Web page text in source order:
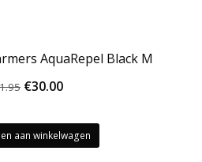
AquaRepel Black M
Oorspronkelijke
was:
€41.95.
€30.00Huidige
is:
€30.00.
aan winkelwagen